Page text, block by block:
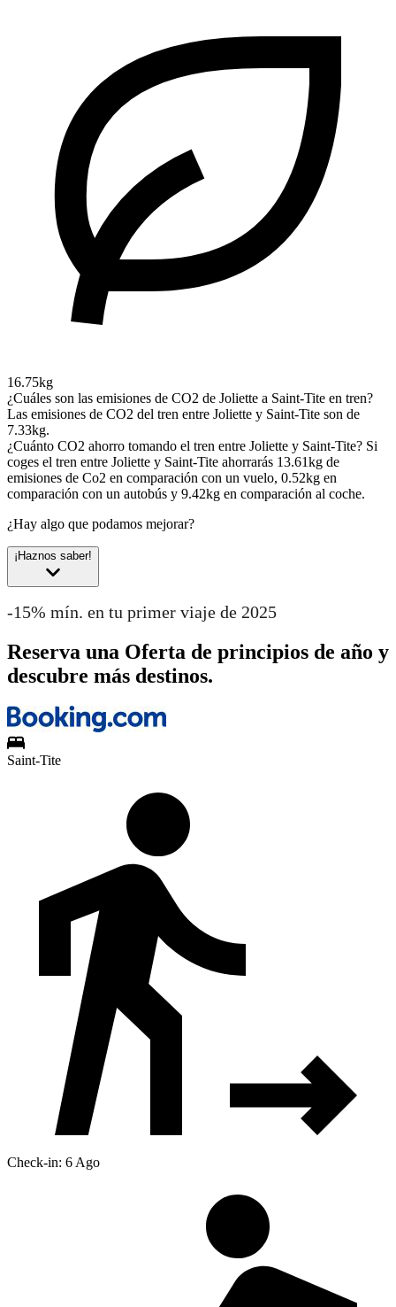
16.75kg
¿Cuáles son las emisiones de CO2 de Joliette a Saint-Tite en tren?
Las emisiones de CO2 del tren entre Joliette y Saint-Tite son de
7.33kg.
¿Cuánto CO2 ahorro tomando el tren entre Joliette y Saint-Tite? Si
coges el tren entre Joliette y Saint-Tite ahorrarás 13.61kg de
emisiones de Co2 en comparación con un vuelo, 0.52kg en
comparación con un autobús y 9.42kg en comparación al coche.
¿Hay algo que podamos mejorar?
¡Haznos saber!
-15% mín. en tu primer viaje de 2025
Reserva una Oferta de principios de año y
descubre más destinos.
Saint-Tite
Check-in: 6 Ago